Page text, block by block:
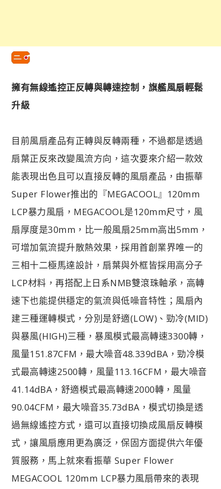
擁有無線遙控正反轉與轉速控制，旗艦風扇輕鬆
升級
目前風扇產品有正轉與反轉兩種，不過都是透過
扇葉正反來改變風流方向，這次要來介紹一款效
能表現出色且可以直接反轉的風扇產品，由振華
Super Flower推出的『MEGACOOL』120mm
LCP暴力風扇，MEGACOOL是120mm尺寸，風
扇厚度是30mm，比一般風扇25mm高出5mm，
可增加氣流提升散熱效果，採用首創業界唯一的
三相十二極馬達設計，扇葉與外框皆採用高分子
LCP材料，再搭配上日系NMB雙滾珠軸承，高轉
速下也能提供穩定的氣流與低噪音特性；風扇內
建三種運轉模式，分別是舒適(LOW)、勁冷(MID)
與暴風(HIGH)三種，暴風模式最高轉速3300轉，
風量151.87CFM，最大噪音48.339dBA，勁冷模
式最高轉速2500轉，風量113.16CFM，最大噪音
41.14dBA，舒適模式最高轉速2000轉，風量
90.04CFM，最大噪音35.73dBA，模式切換是透
過無線遙控方式，還可以直接切換成風扇反轉模
式，讓風扇應用更為廣泛，保固方面提供六年優
質服務，馬上就來看振華 Super Flower
MEGACOOL 120mm LCP暴力風扇帶來的表現